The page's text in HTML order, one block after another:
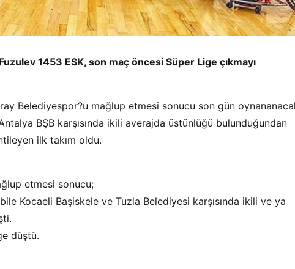
1453 ESK, son maç öncesi Süper Lige çıkmayı
Belediyespor?u mağlup etmesi sonucu son gün
BŞB karşısında ikili averajda üstünlüğü bulunduğundan
ilk takım oldu.
etmesi sonucu;
Kocaeli Başiskele ve Tuzla Belediyesi karşısında ikili ve ya
düştü.